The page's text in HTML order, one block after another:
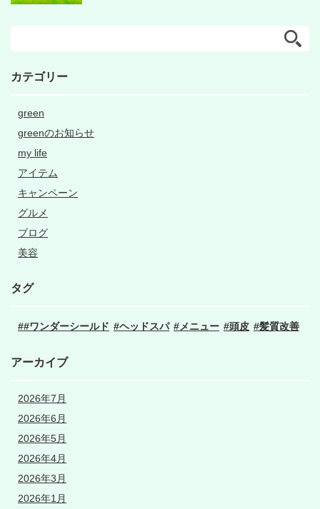
カテゴリー
green
greenのお知らせ
my life
アイテム
キャンペーン
グルメ
ブログ
美容
タグ
#ワンダーシールド ヘッドスパ メニュー 頭皮 髪質改善
アーカイブ
2026年7月
2026年6月
2026年5月
2026年4月
2026年3月
2026年1月